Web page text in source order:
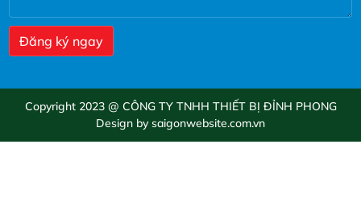
Copyright 2023 @ CÔNG TY TNHH THIẾT BỊ ĐỈNH PHONG
Design by saigonwebsite.com.vn